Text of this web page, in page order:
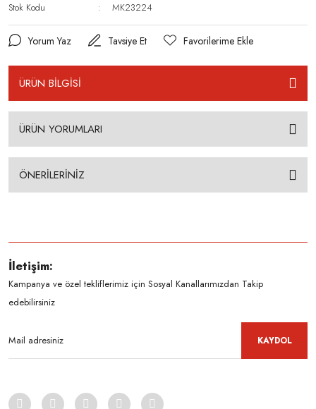
Stok Kodu
MK23224
Yorum Yaz Tavsiye Et
ÜRÜN BİLGİSİ
ÜRÜN YORUMLARI
ÖNERİLERİNİZ
İletişim:
Kampanya ve özel tekliflerimiz için Sosyal Kanallarımızdan Takip
edebilirsiniz
KAYDOL